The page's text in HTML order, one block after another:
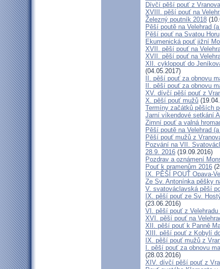
Dívčí pěší pouť z
XVIII. pěší pouť na
Železný poutník 2018
Pěší poutě na Velehrad
Pěší pouť na Svatou Horu
Ekumenická pouť jižní
XVII. pěší pouť na
XVII. pěší pouť na
XII. cyklopouť do
(04.05.2017)
II. pěší pouť za obnovu
II. pěší pouť za obnovu
XV. dívčí pěší pouť z
X. pěší pouť mužů
Termíny začátků pěších
Jarní víkendové setkání
Zimní pouť a valná
Pěší poutě na Velehrad
Pěší pouť mužů z
Pozvání na VII.
28.9. 2016 (19.09.2016)
Pozdrav a oznámení
Pouť k pramenům 2016
IX. PĚŠÍ POUŤ Opava-
Ze Sv. Antonínka pěšky
V. svatováclavská pěší
IX. pěší pouť ze Sv.
(23.06.2016)
VI. pěší pouť z
XVI. pěší pouť na
XII. pěší pouť k Panně
XIII. pěší pouť z Kobylí
IX. pěší pouť mužů z
I. pěší pouť za obnovu
(28.03.2016)
XIV. dívčí pěší pouť z